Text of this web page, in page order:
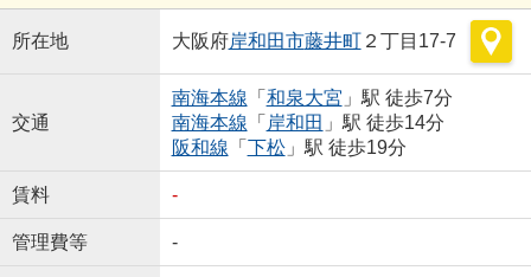
所在地 大阪府岸和田市藤井町２丁目17-7
交通
南海本線 「 和泉大宮 」駅 徒歩7分
南海本線 「 岸和田 」駅 徒歩14分
阪和線 「 下松」駅 徒歩19分
賃料 -
管理費等 -